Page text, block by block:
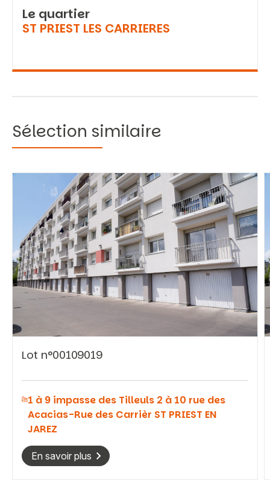
Rechercher
Le quartier
ST PRIEST LES CARRIERES
Sélection similaire
Lot n°00109019
1 à 9 impasse des Tilleuls 2 à 10 rue des
Acacias-Rue des Carrièr ST PRIEST EN
JAREZ
En savoir plus